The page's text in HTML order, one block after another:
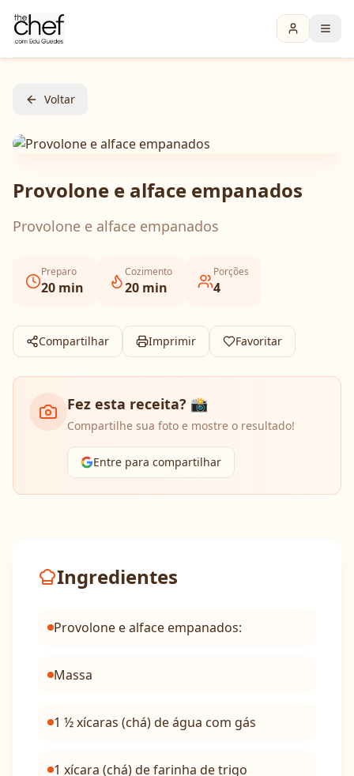
Voltar
Provolone e alface empanados
Provolone e alface empanados
Preparo
20 min
Cozimento
20 min
Porções
4
Compartilhar Imprimir Favoritar
Fez esta receita? 📸
Compartilhe sua foto e mostre o resultado!
Entre para compartilhar
Ingredientes
Provolone e alface empanados:
Massa
1 ½ xícaras (chá) de água com gás
1 xícara (chá) de farinha de trigo